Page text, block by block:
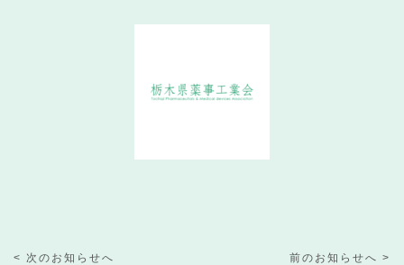
< 次のお知らせへ 前のお知らせへ >